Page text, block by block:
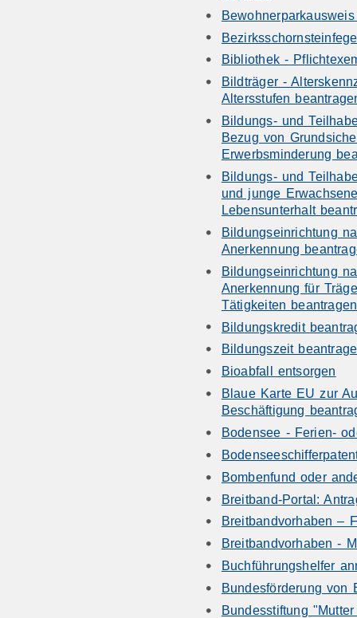
Bibliothek -
Bildträger -
Altersstufen
Bildungs- und
Bezug von
Erwerbsminderung
Bildungs- und
und junge
Lebensunterhalt
Bildungseinrichtung
Anerkennung
Bildungseinrichtung
Anerkennung für
Tätigkeiten beantragen
Bildungskredit
Bildungszeit
Bioabfall entsorgen
Blaue Karte EU zur
Beschäftigung
Bodensee - Ferien-
Bombenfund oder
Breitband-Portal:
Breitbandvorhaben –
Breitbandvorhaben -
Buchführungshelfer
Bundesförderung von
Bundesstiftung